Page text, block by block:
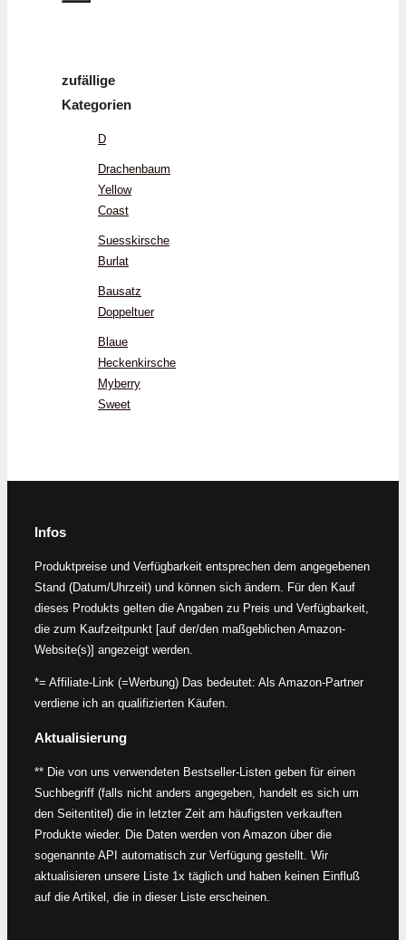
zufällige
Kategorien
D
Drachenbaum
Yellow
Coast
Suesskirsche
Burlat
Bausatz
Doppeltuer
Blaue
Heckenkirsche
Myberry
Sweet
Infos
Produktpreise und Verfügbarkeit entsprechen dem angegebenen
Stand (Datum/Uhrzeit) und können sich ändern. Für den Kauf
dieses Produkts gelten die Angaben zu Preis und Verfügbarkeit,
die zum Kaufzeitpunkt [auf der/den maßgeblichen Amazon-
Website(s)] angezeigt werden.
*= Affiliate-Link (=Werbung) Das bedeutet: Als Amazon-Partner
verdiene ich an qualifizierten Käufen.
Aktualisierung
** Die von uns verwendeten Bestseller-Listen geben für einen
Suchbegriff (falls nicht anders angegeben, handelt es sich um
den Seitentitel) die in letzter Zeit am häufigsten verkauften
Produkte wieder. Die Daten werden von Amazon über die
sogenannte API automatisch zur Verfügung gestellt. Wir
aktualisieren unsere Liste 1x täglich und haben keinen Einfluß
auf die Artikel, die in dieser Liste erscheinen.